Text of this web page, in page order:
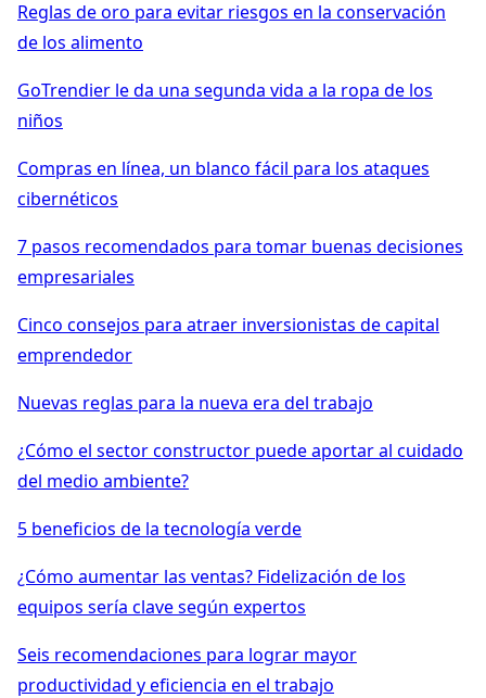
Reglas de oro para evitar riesgos en la conservación
de los alimento
GoTrendier le da una segunda vida a la ropa de los
niños
Compras en línea, un blanco fácil para los ataques
cibernéticos
7 pasos recomendados para tomar buenas decisiones
empresariales
Cinco consejos para atraer inversionistas de capital
emprendedor
Nuevas reglas para la nueva era del trabajo
¿Cómo el sector constructor puede aportar al cuidado
del medio ambiente?
5 beneficios de la tecnología verde
¿Cómo aumentar las ventas? Fidelización de los
equipos sería clave según expertos
Seis recomendaciones para lograr mayor
productividad y eficiencia en el trabajo